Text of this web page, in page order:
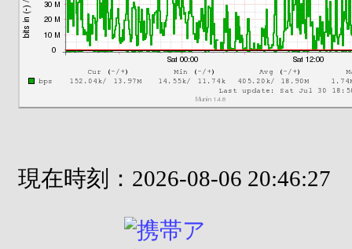
現在時刻：2026-08-06 20:46:27